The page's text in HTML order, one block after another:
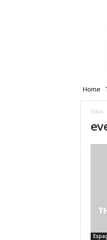
Home
Início